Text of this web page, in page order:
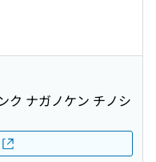
ク ナガノケン チノシ